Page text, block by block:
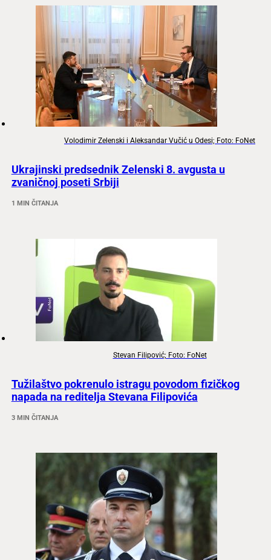
Volodimir Zelenski i Aleksandar Vučić u Odesi; Foto: FoNet
Ukrajinski predsednik Zelenski 8. avgusta u
zvaničnoj poseti Srbiji
1 MIN ČITANJA
Stevan Filipović; Foto: FoNet
Tužilaštvo pokrenulo istragu povodom fizičkog
napada na reditelja Stevana Filipovića
3 MIN ČITANJA